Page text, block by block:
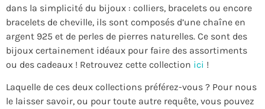
dans la simplicité du bijoux : colliers, bracelets ou encore
bracelets de cheville, ils sont composés d’une chaîne en
argent 925 et de perles de pierres naturelles. Ce sont des
bijoux certainement idéaux pour faire des assortiments
ou des cadeaux ! Retrouvez cette collection ici !
Laquelle de ces deux collections préférez-vous ? Pour nous
le laisser savoir, ou pour toute autre requête, vous pouvez